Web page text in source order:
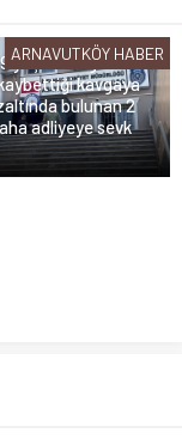
ARNAVUTKÖY HABER
yaşındaki gencin
kavgaya
bulunan 2
adliyeye sevk